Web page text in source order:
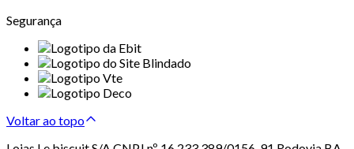
Segurança
Voltar ao topo